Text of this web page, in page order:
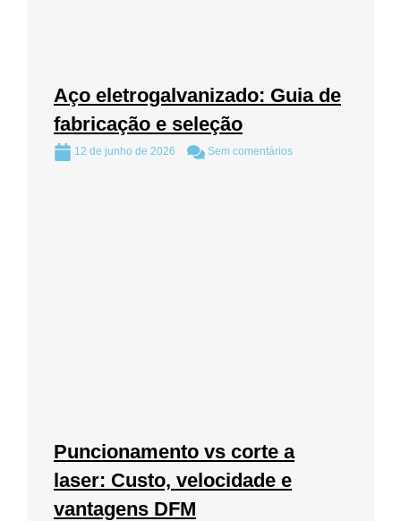
Aço eletrogalvanizado: Guia de
fabricação e seleção
12 de junho de 2026 Sem comentários
Puncionamento vs corte a
laser: Custo, velocidade e
vantagens DFM